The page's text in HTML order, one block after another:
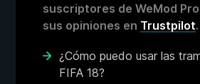
suscriptores de WeMod
sus opiniones en Trustpilot.
¿Cómo puedo usar las
FIFA 18?